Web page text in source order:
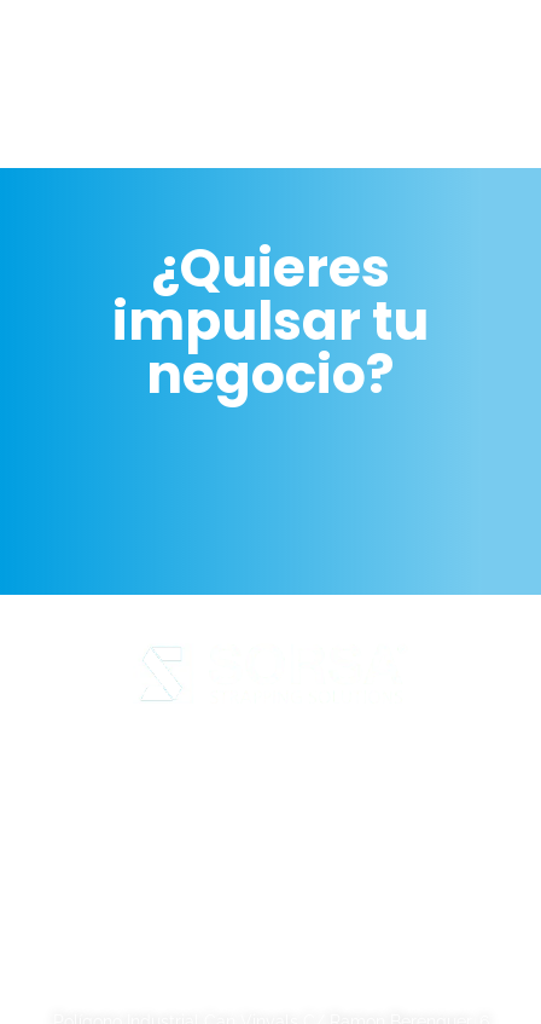
¿Quieres
impulsar tu
negocio?